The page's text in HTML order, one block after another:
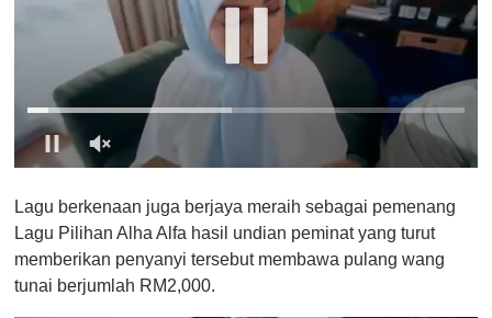
f
1
i
n
Lagu berkenaan juga berjaya meraih sebagai pemenang
Lagu Pilihan Alha Alfa hasil undian peminat yang turut
memberikan penyanyi tersebut membawa pulang wang
tunai berjumlah RM2,000.